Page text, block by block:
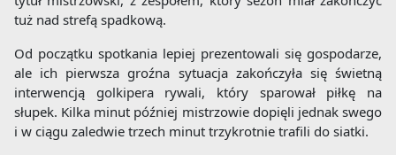
tuż nad strefą spadkową.
Od początku spotkania lepiej prezentowali się gospodarze,
ale ich pierwsza groźna sytuacja zakończyła się świetną
interwencją golkipera rywali, który sparował piłkę na
słupek. Kilka minut później mistrzowie dopięli jednak swego
i w ciągu zaledwie trzech minut trzykrotnie trafili do siatki.